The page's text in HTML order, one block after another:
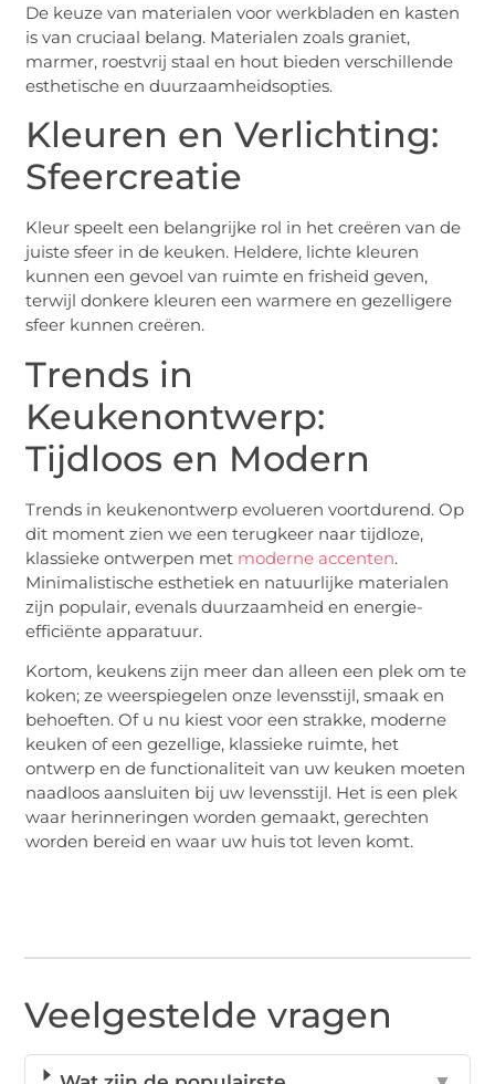
De keuze van materialen voor werkbladen en kasten
is van cruciaal belang. Materialen zoals graniet,
marmer, roestvrij staal en hout bieden verschillende
esthetische en duurzaamheidsopties.
Kleuren en Verlichting:
Sfeercreatie
Kleur speelt een belangrijke rol in het creëren van de
juiste sfeer in de keuken. Heldere, lichte kleuren
kunnen een gevoel van ruimte en frisheid geven,
terwijl donkere kleuren een warmere en gezelligere
sfeer kunnen creëren.
Trends in
Keukenontwerp:
Tijdloos en Modern
Trends in keukenontwerp evolueren voortdurend. Op
dit moment zien we een terugkeer naar tijdloze,
klassieke ontwerpen met moderne accenten.
Minimalistische esthetiek en natuurlijke materialen
zijn populair, evenals duurzaamheid en energie-
efficiënte apparatuur.
Kortom, keukens zijn meer dan alleen een plek om te
koken; ze weerspiegelen onze levensstijl, smaak en
behoeften. Of u nu kiest voor een strakke, moderne
keuken of een gezellige, klassieke ruimte, het
ontwerp en de functionaliteit van uw keuken moeten
naadloos aansluiten bij uw levensstijl. Het is een plek
waar herinneringen worden gemaakt, gerechten
worden bereid en waar uw huis tot leven komt.
Veelgestelde vragen